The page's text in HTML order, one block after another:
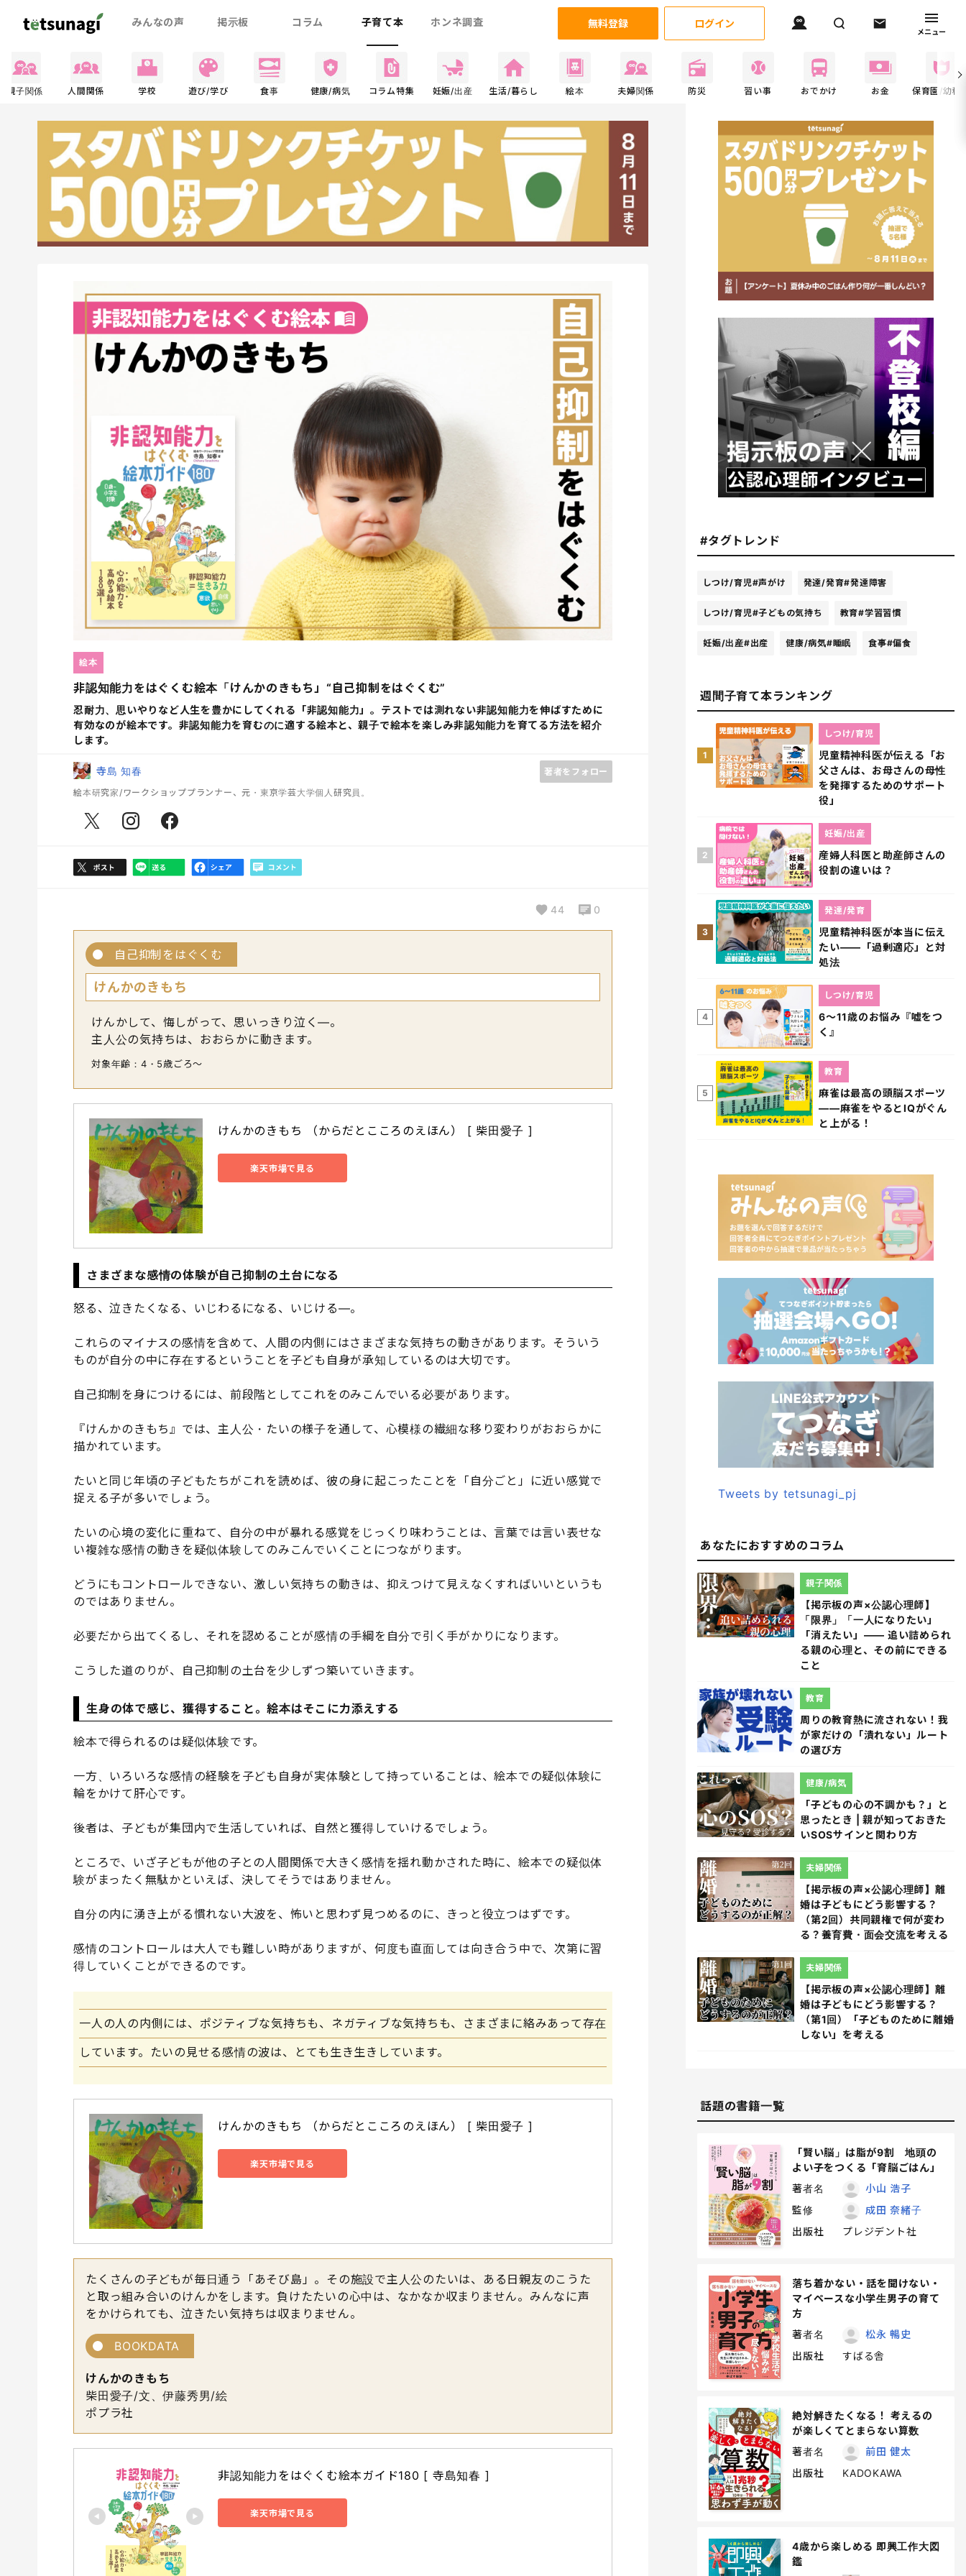
みんなの声 掲示板 コラム 子育て本 ホンネ調査 無料登録 ログイン
メニュー
親子関係 人間関係 学校 遊び/学び 食事 健康/病気 コラム特集 妊娠/出産 生活/暮らし 絵本 夫婦関係 防災 習い事 おでかけ お金 保育園/幼稚
非認知能力をはぐくむ絵本「けんかのきもち」“自己抑制をはぐくむ”
忍耐力、思いやりなど人生を豊かにしてくれる「非認知能力」。テストでは測れない非認知能力を伸ばすために
有効なのが絵本です。非認知能力を育むのに適する絵本と、親子で絵本を楽しみ非認知能力を育てる方法を紹介
します。
絵本
寺島 知春
著者をフォロー
絵本研究家/ワークショッププランナー、元・東京学芸大学個人研究員。
44 0
自己抑制をはぐくむ
けんかのきもち
けんかして、悔しがって、思いっきり泣く―。
主人公の気持ちは、おおらかに動きます。
対象年齢：4・5歳ごろ〜
けんかのきもち （からだとこころのえほん） [ 柴田愛子 ]
楽天市場で見る
さまざまな感情の体験が自己抑制の土台になる
怒る、泣きたくなる、いじわるになる、いじける―。
これらのマイナスの感情を含めて、人間の内側にはさまざまな気持ちの動きがあります。そういう
ものが自分の中に存在するということを子ども自身が承知しているのは大切です。
自己抑制を身につけるには、前段階としてこれをのみこんでいる必要があります。
『けんかのきもち』では、主人公・たいの様子を通して、心模様の繊細な移り変わりがおおらかに
描かれています。
たいと同じ年頃の子どもたちがこれを読めば、彼の身に起こったことを「自分ごと」に近い感覚で
捉える子が多いでしょう。
たいの心境の変化に重ねて、自分の中が暴れる感覚をじっくり味わうことは、言葉では言い表せな
い複雑な感情の動きを疑似体験してのみこんでいくことにつながります。
どうにもコントロールできない、激しい気持ちの動きは、抑えつけて見えなくすればいいというも
のではありません。
必要だから出てくるし、それを認めることが感情の手綱を自分で引く手がかりになります。
こうした道のりが、自己抑制の土台を少しずつ築いていきます。
生身の体で感じ、獲得すること。絵本はそこに力添えする
絵本で得られるのは疑似体験です。
一方、いろいろな感情の経験を子ども自身が実体験として持っていることは、絵本での疑似体験に
輪をかけて肝心です。
後者は、子どもが集団内で生活していれば、自然と獲得していけるでしょう。
ところで、いざ子どもが他の子との人間関係で大きく感情を揺れ動かされた時に、絵本での疑似体
験がまったく無駄かといえば、決してそうではありません。
自分の内に湧き上がる慣れない大波を、怖いと思わず見つめるのに、きっと役立つはずです。
感情のコントロールは大人でも難しい時がありますが、何度も直面しては向き合う中で、次第に習
得していくことができるのです。
一人の人の内側には、ポジティブな気持ちも、ネガティブな気持ちも、さまざまに絡みあって存在
しています。たいの見せる感情の波は、とても生き生きしています。
けんかのきもち （からだとこころのえほん） [ 柴田愛子 ]
楽天市場で見る
たくさんの子どもが毎日通う「あそび島」。その施設で主人公のたいは、ある日親友のこうた
と取っ組み合いのけんかをします。負けたたいの心中は、なかなか収まりません。みんなに声
をかけられても、泣きたい気持ちは収まりません。
BOOKDATA
けんかのきもち
柴田愛子/文、伊藤秀男/絵
ポプラ社
非認知能力をはぐくむ絵本ガイド180 [ 寺島知春 ]
楽天市場で見る
#タグトレンド
しつけ/育児#声がけ 発達/発育#発達障害
しつけ/育児#子どもの気持ち 教育#学習習慣
妊娠/出産#出産 健康/病気#睡眠 食事#偏食
週間子育て本ランキング
1
児童精神科医が伝える「お
父さんは、お母さんの母性
を発揮するためのサポート
役」
しつけ/育児
2
産婦人科医と助産師さんの
役割の違いは？
妊娠/出産
3
児童精神科医が本当に伝え
たい――「過剰適応」と対
処法
発達/発育
4
6～11歳のお悩み『嘘をつ
く』
しつけ/育児
5
麻雀は最高の頭脳スポーツ
――麻雀をやるとIQがぐん
と上がる！
教育
Tweets by tetsunagi_pj
あなたにおすすめのコラム
【掲示板の声×公認心理師】
「限界」「一人になりたい」
「消えたい」―― 追い詰められ
る親の心理と、その前にできる
こと
親子関係
周りの教育熱に流されない！我
が家だけの「潰れない」ルート
の選び方
教育
「子どもの心の不調かも？」と
思ったとき | 親が知っておきた
いSOSサインと関わり方
健康/病気
【掲示板の声×公認心理師】離
婚は子どもにどう影響する？
（第2回）共同親権で何が変わ
る？養育費・面会交流を考える
夫婦関係
【掲示板の声×公認心理師】離
婚は子どもにどう影響する？
（第1回）「子どものために離婚
しない」を考える
夫婦関係
話題の書籍一覧
「賢い脳」は脂が9割 地頭の
よい子をつくる「育脳ごはん」
著者名
小山 浩子
監修
成田 奈緒子
出版社
プレジデント社
落ち着かない・話を聞けない・
マイペースな小学生男子の育て
方
著者名
松永 暢史
出版社
すばる舎
絶対解きたくなる！ 考えるの
が楽しくてとまらない算数
著者名
前田 健太
出版社
KADOKAWA
4歳から楽しめる 即興工作大図
鑑